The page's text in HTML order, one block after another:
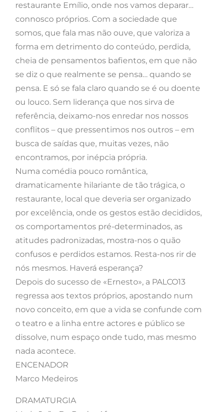
restaurante Emílio, onde nos vamos deparar…
connosco próprios. Com a sociedade que
somos, que fala mas não ouve, que valoriza a
forma em detrimento do conteúdo, perdida,
cheia de pensamentos bafientos, em que não
se diz o que realmente se pensa… quando se
pensa. E só se fala claro quando se é ou doente
ou louco. Sem liderança que nos sirva de
referência, deixamo-nos enredar nos nossos
conflitos – que pressentimos nos outros – em
busca de saídas que, muitas vezes, não
encontramos, por inépcia própria.
Numa comédia pouco romântica,
dramaticamente hilariante de tão trágica, o
restaurante, local que deveria ser organizado
por excelência, onde os gestos estão decididos,
os comportamentos pré-determinados, as
atitudes padronizadas, mostra-nos o quão
confusos e perdidos estamos. Resta-nos rir de
nós mesmos. Haverá esperança?
Depois do sucesso de «Ernesto», a PALCO13
regressa aos textos próprios, apostando num
novo conceito, em que a vida se confunde com
o teatro e a linha entre actores e público se
dissolve, num espaço onde tudo, mas mesmo
nada acontece.
ENCENADOR
Marco Medeiros
DRAMATURGIA